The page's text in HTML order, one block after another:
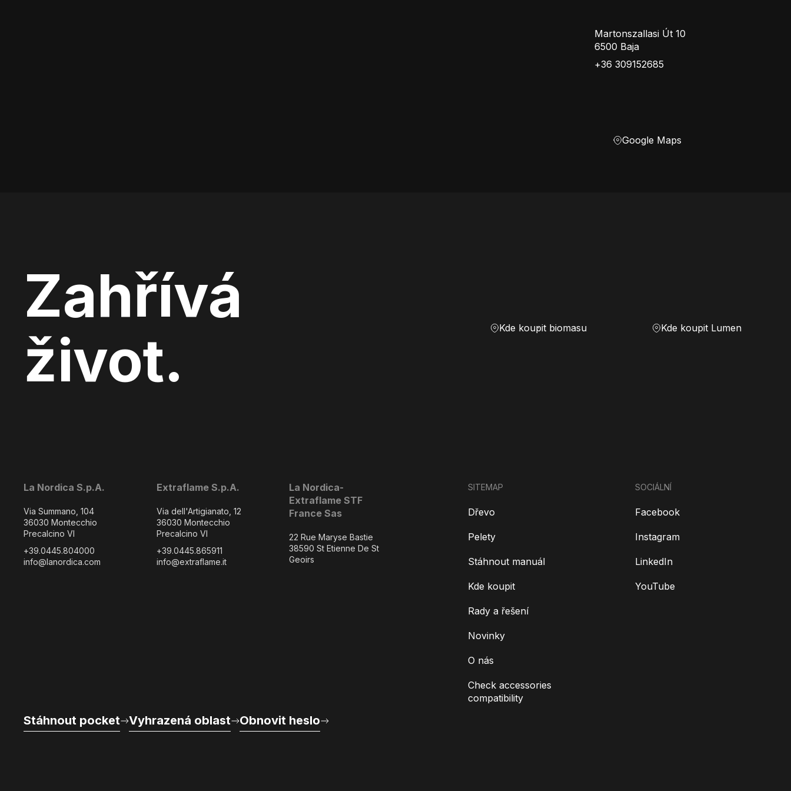
Martonszallasi Út 10
6500 Baja
+36 309152685
Google Maps
Zahřívá
život.
Kde koupit biomasu Kde koupit Lumen
La Nordica S.p.A.
Via Summano, 104
36030 Montecchio
Precalcino VI
+39.0445.804000
info@lanordica.com
Extraflame S.p.A.
Via dell'Artigianato, 12
36030 Montecchio
Precalcino VI
+39.0445.865911
info@extraflame.it
La Nordica-
Extraflame STF
France Sas
22 Rue Maryse Bastie
38590 St Etienne De St
Geoirs
Stáhnout pocket Vyhrazená oblast Obnovit heslo
SITEMAP
Dřevo
Pelety
Stáhnout manuál
Kde koupit
Rady a řešení
Novinky
O nás
Check accessories
compatibility
SOCIÁLNÍ
Facebook
Instagram
LinkedIn
YouTube